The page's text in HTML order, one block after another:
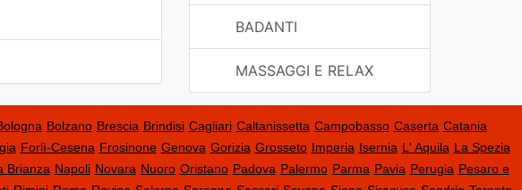
BADANTI
MASSAGGI E RELAX
Bolzano Brescia Brindisi Cagliari Caltanissetta Campobasso Caserta Catania
Forlì-Cesena Frosinone Genova Gorizia Grosseto Imperia Isernia L' Aquila La Spezia
Brianza Napoli Novara Nuoro Oristano Padova Palermo Parma Pavia Perugia Pesaro e